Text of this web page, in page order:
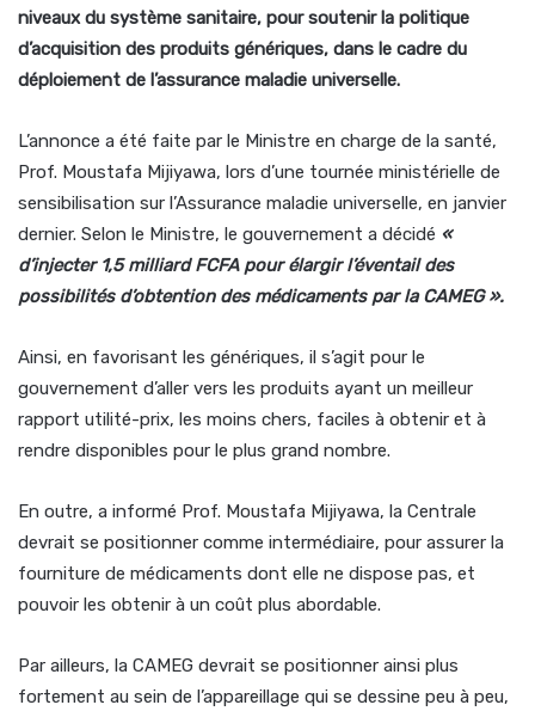
niveaux du système sanitaire, pour soutenir la politique
d’acquisition des produits génériques, dans le cadre du
déploiement de l’assurance maladie universelle.
L’annonce a été faite par le Ministre en charge de la santé,
Prof. Moustafa Mijiyawa, lors d’une tournée ministérielle de
sensibilisation sur l’Assurance maladie universelle, en janvier
dernier. Selon le Ministre, le gouvernement a décidé «
d’injecter 1,5 milliard FCFA pour élargir l’éventail des
possibilités d’obtention des médicaments par la CAMEG ».
Ainsi, en favorisant les génériques, il s’agit pour le
gouvernement d’aller vers les produits ayant un meilleur
rapport utilité-prix, les moins chers, faciles à obtenir et à
rendre disponibles pour le plus grand nombre.
En outre, a informé Prof. Moustafa Mijiyawa, la Centrale
devrait se positionner comme intermédiaire, pour assurer la
fourniture de médicaments dont elle ne dispose pas, et
pouvoir les obtenir à un coût plus abordable.
Par ailleurs, la CAMEG devrait se positionner ainsi plus
fortement au sein de l’appareillage qui se dessine peu à peu,